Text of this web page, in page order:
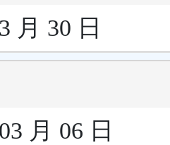
月 30 日
月 06 日